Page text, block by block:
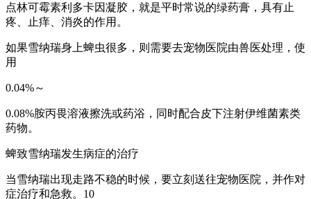
点林可霉素利多卡因凝胶，就是平时常说的绿药膏，具有止
疼、止痒、消炎的作用。
如果雪纳瑞身上蜱虫很多，则需要去宠物医院由兽医处理，使
用
0.04%～
0.08%胺丙畏溶液擦洗或药浴，同时配合皮下注射伊维菌素类
药物。
蜱致雪纳瑞发生病症的治疗
当雪纳瑞出现走路不稳的时候，要立刻送往宠物医院，并作对
症治疗和急救。10